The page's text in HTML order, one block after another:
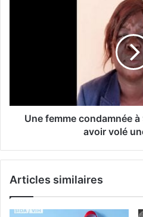
Une femme condamnée
avoir volé
Articles similaires